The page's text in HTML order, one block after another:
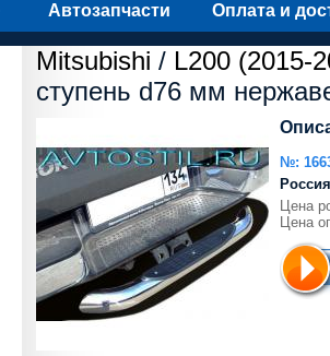
Автозапчасти Оплата и
Mitsubishi / L200 (2015-
ступень d76 мм
№:
Россия
Цена
Цена